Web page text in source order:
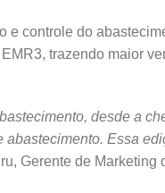
e controle do
trazendo maior
desde a
Essa
Gerente de Marketing